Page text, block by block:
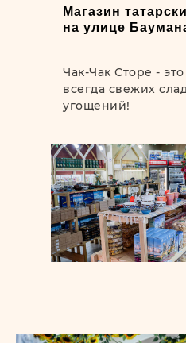
Магазин
на улице
Чак-Чак Сторе -
всегда свежих
угощений!